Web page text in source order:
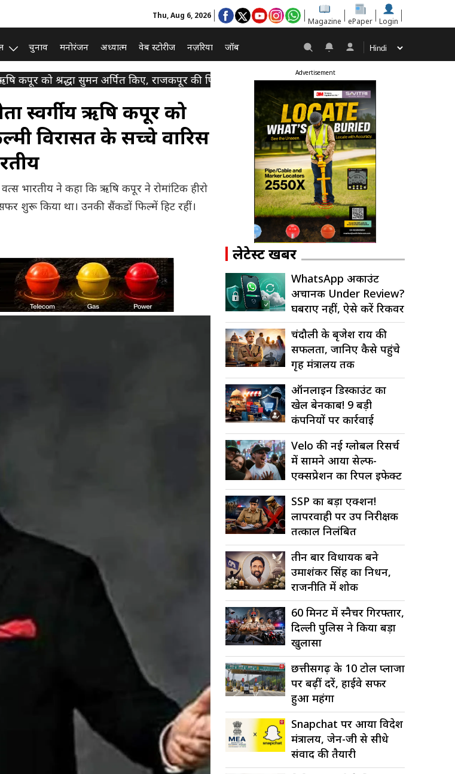
Thu, Aug 6, 2026
Magazine ePaper Login
चुनाव मनोरंजन अध्यात्म वेब स्टोरीज नज़रिया जॉब
कपूर को श्रद्धा सुमन अर्पित किए, राजकपूर की फिल्मी विरासत के सच्चे वारिस थे ऋषि कपूर: शिक्षाविद्
स्वर्गीय ऋषि कपूर को
विरासत के सच्चे वारिस
भारतीय ने कहा कि ऋषि कपूर ने रोमांटिक हीरो
शुरू किया था। उनकी सैंकडों फिल्में हिट रहीं।
Advertisement
लेटेस्ट खबरें
WhatsApp अकाउंट
अचानक Under Review?
घबराएं नहीं, ऐसे करें रिकवर
चंदौली के बृजेश राय की
सफलता, जानिए कैसे पहुंचे
गृह मंत्रालय तक
ऑनलाइन डिस्काउंट का
खेल बेनकाब! 9 बड़ी
कंपनियों पर कार्रवाई
Velo की नई ग्लोबल रिसर्च
में सामने आया सेल्फ-
एक्सप्रेशन का रिपल इफेक्ट
SSP का बड़ा एक्शन!
लापरवाही पर उप निरीक्षक
तत्काल निलंबित
तीन बार विधायक बने
उमाशंकर सिंह का निधन,
राजनीति में शोक
60 मिनट में स्नैचर गिरफ्तार,
दिल्ली पुलिस ने किया बड़ा
खुलासा
छत्तीसगढ़ के 10 टोल प्लाजा
पर बढ़ीं दरें, हाईवे सफर
हुआ महंगा
Snapchat पर आया विदेश
मंत्रालय, जेन-जी से सीधे
संवाद की तैयारी